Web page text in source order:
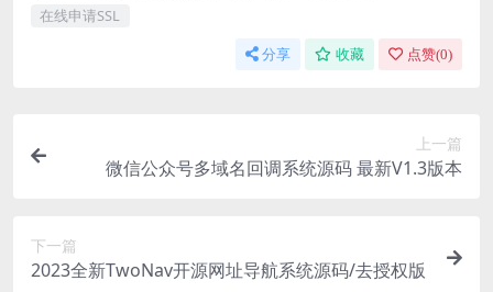
在线申请SSL
分享 收藏 点赞(0)
上一篇
微信公众号多域名回调系统源码 最新V1.3版本
下一篇
2023全新TwoNav开源网址导航系统源码/去授权版